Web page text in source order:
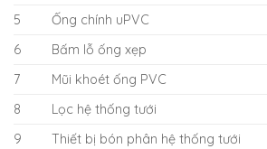
5
Ống chính uPVC
6
Bấm lỗ ống xẹp
7
Mũi khoét ống PVC
8
Lọc hệ thống tưới
9
Thiết bị bón phân hệ thống tưới